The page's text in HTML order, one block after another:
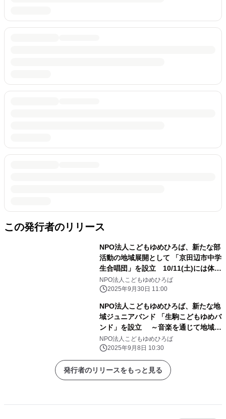
この発行者のリリース
NPO法人こどもゆめひろば、新たな部
活動の地域展開として 「京田辺市中学
生合唱団」を設立 10/11(土)には体験
会を開催 ～部活動の地域移行を見据え
た新たな実証事業～
NPO法人こどもゆめひろば
2025年9月30日 11:00
NPO法人こどもゆめひろば、新たな地
域ジュニアバンド 「生駒こどもゆめバ
ンド」を設立 ～音楽を通じて地域の
子どもたちの夢と成長を応援～
NPO法人こどもゆめひろば
2025年9月8日 10:30
発行者のリリースをもっと見る